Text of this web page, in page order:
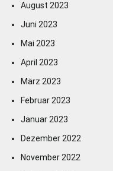
August 2023
Juni 2023
Mai 2023
April 2023
März 2023
Februar 2023
Januar 2023
Dezember 2022
November 2022